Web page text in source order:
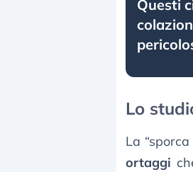
Questi
Lo
La
ortaggi